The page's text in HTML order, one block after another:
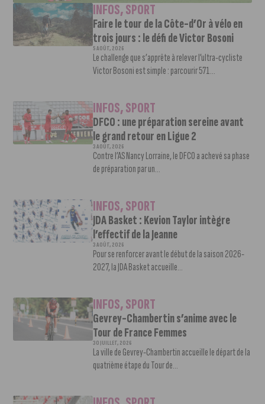
INFOS,SPORT
Faire le tour de la Côte-d’Or à vélo en
trois jours : le défi de Victor Bosoni
5 AOÛT, 2026
Le challenge que s’apprête à relever l’ultra-cycliste
Victor Bosoni est simple : parcourir 571...
INFOS,SPORT
DFCO : une préparation sereine avant
le grand retour en Ligue 2
3 AOÛT, 2026
Contre l’AS Nancy Lorraine, le DFCO a achevé sa phase
de préparation par un...
INFOS,SPORT
JDA Basket : Kevion Taylor intègre
l’effectif de la Jeanne
3 AOÛT, 2026
Pour se renforcer avant le début de la saison 2026-
2027, la JDA Basket accueille...
INFOS,SPORT
Gevrey-Chambertin s’anime avec le
Tour de France Femmes
30 JUILLET, 2026
La ville de Gevrey-Chambertin accueille le départ de la
quatrième étape du Tour de...